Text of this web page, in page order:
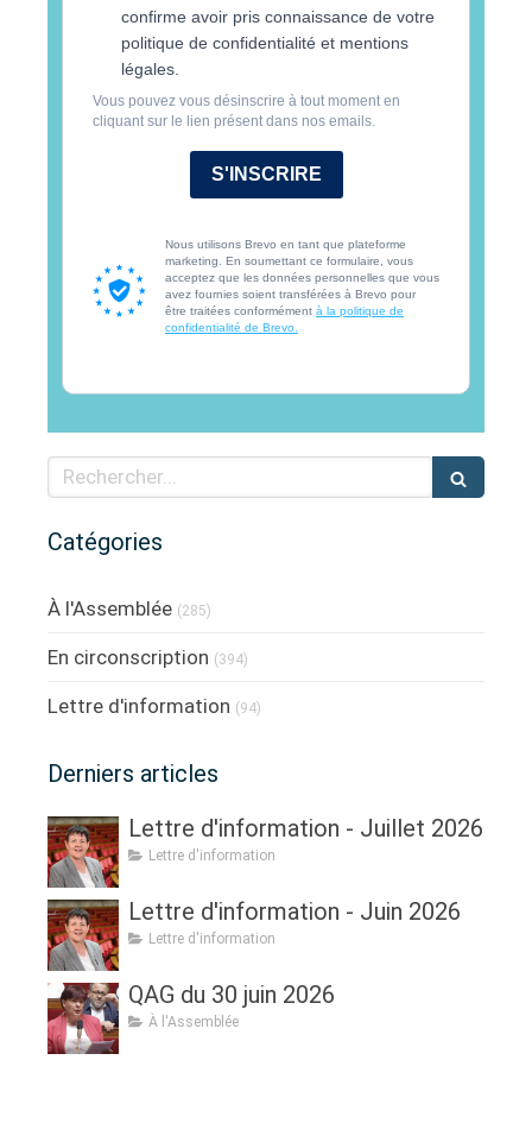
confirme avoir pris connaissance de votre
politique de confidentialité et mentions
légales.
Vous pouvez vous désinscrire à tout moment en
cliquant sur le lien présent dans nos emails.
S'INSCRIRE
Nous utilisons Brevo en tant que plateforme
marketing. En soumettant ce formulaire, vous
acceptez que les données personnelles que vous
avez fournies soient transférées à Brevo pour
être traitées conformément à la politique de
confidentialité de Brevo.
Rechercher
Catégories
À l'Assemblée (285)
En circonscription (394)
Lettre d'information (94)
Derniers articles
Lettre d'information - Juillet 2026
Lettre d'information
Lettre d'information - Juin 2026
Lettre d'information
QAG du 30 juin 2026
À l'Assemblée